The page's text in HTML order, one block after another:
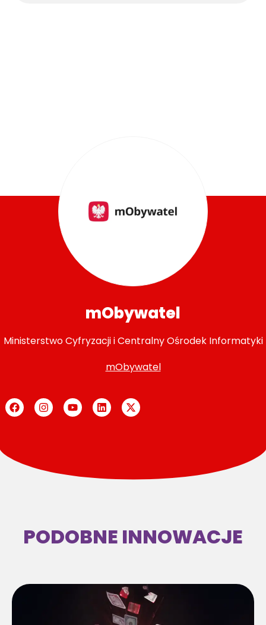
mObywatel
Ministerstwo Cyfryzacji i Centralny Ośrodek Informatyki
mObywatel
PODOBNE INNOWACJE